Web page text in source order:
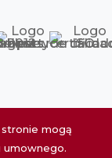
mogą
umownego.